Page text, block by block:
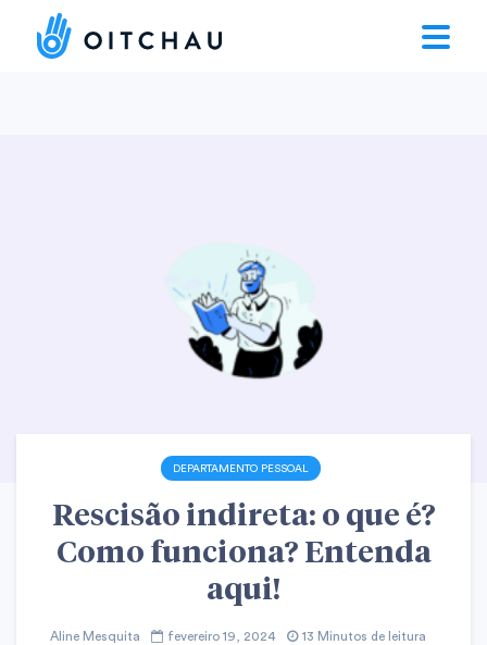
DEPARTAMENTO PESSOAL
Rescisão indireta: o que é?
Como funciona? Entenda
aqui!
Aline Mesquita fevereiro 19, 2024 13 Minutos de leitura